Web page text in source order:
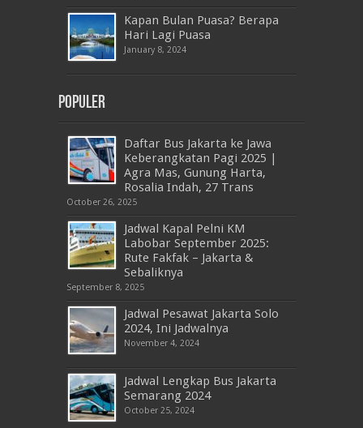
Kapan Bulan Puasa? Berapa
Hari Lagi Puasa
January 8, 2024
Populer
Daftar Bus Jakarta ke Jawa
Keberangkatan Pagi 2025 |
Agra Mas, Gunung Harta,
Rosalia Indah, 27 Trans
October 26, 2025
Jadwal Kapal Pelni KM
Labobar September 2025:
Rute Fakfak – Jakarta &
Sebaliknya
September 8, 2025
Jadwal Pesawat Jakarta Solo
2024, Ini Jadwalnya
November 4, 2024
Jadwal Lengkap Bus Jakarta
Semarang 2024
October 25, 2024